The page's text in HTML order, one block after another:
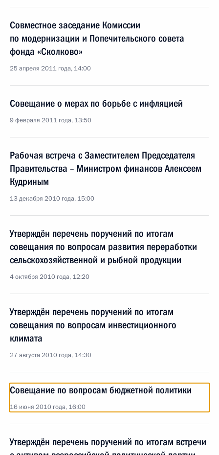
Совместное заседание Комиссии
по модернизации и Попечительского совета
фонда «Сколково»
25 апреля 2011 года, 14:00
Совещание о мерах по борьбе с инфляцией
9 февраля 2011 года, 13:50
Рабочая встреча с Заместителем Председателя
Правительства – Министром финансов Алексеем
Кудриным
13 декабря 2010 года, 15:00
Утверждён перечень поручений по итогам
совещания по вопросам развития переработки
сельскохозяйственной и рыбной продукции
4 октября 2010 года, 12:20
Утверждён перечень поручений по итогам
совещания по вопросам инвестиционного
климата
27 августа 2010 года, 14:30
Совещание по вопросам бюджетной политики
16 июня 2010 года, 16:00
Утверждён перечень поручений по итогам встречи